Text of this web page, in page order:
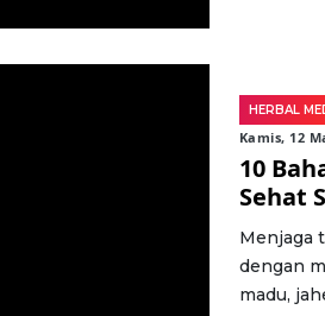
HERBAL
Kamis, 12
10
Sehat
Menjaga
dengan
madu,